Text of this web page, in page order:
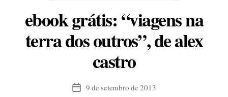
ebook grátis: “viagens na
terra dos outros”, de alex
castro
Data9 de setembro de 2013